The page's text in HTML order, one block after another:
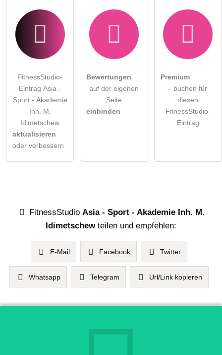
FitnessStudio-
Eintrag Asia -
Sport - Akademie
Inh. M.
Idimetschew
aktualisieren
oder verbessern
Bewertungen
auf der eigenen
Seite
einbinden
Premium
- buchen für
diesen
FitnessStudio-
Eintrag
FitnessStudio Asia - Sport - Akademie Inh. M.
Idimetschewteilen und empfehlen:
E-Mail Facebook Twitter
Whatsapp Telegram Url/Link kopieren